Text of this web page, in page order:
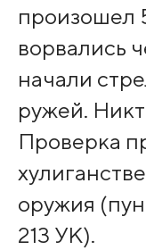
произошел
ворвались
начали
ружей.
Проверка
оружия
213 УК).